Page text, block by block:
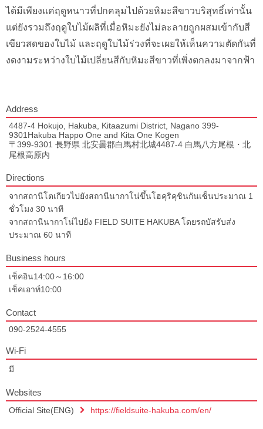
ได้มีเพียงแค่ฤดูหนาวที่ปกคลุมไปด้วยหิมะสีขาวบริสุทธิ์เท่านั้น
แต่ยังรวมถึงฤดูใบไม้ผลิที่เมื่อหิมะยังไม่ละลายถูกผสมเข้ากับสี
เขียวสดของใบไม้ และฤดูใบไม้ร่วงที่จะเผยให้เห็นความตัดกันที่
งดงามระหว่างใบไม้เปลี่ยนสีกับหิมะสีขาวที่เพิ่งตกลงมาจากฟ้า
Address
4487-4 Hokujo, Hakuba, Kitaazumi District, Nagano 399-
9301Hakuba Happo One and Kita One Kogen
〒399-9301 長野県 北安曇郡白馬村北城4487-4 白馬八方尾根・北
尾根高原内
Directions
จากสถานีโตเกียวไปยังสถานีนากาโน่ขึ้นโฮคุริคุชินกันเซ็นประมาณ 1
ชั่วโมง 30 นาที
จากสถานีนากาโน่ไปยัง FIELD SUITE HAKUBA โดยรถบัสรับส่ง
ประมาณ 60 นาที
Business hours
เช็คอิน14:00～16:00
เช็คเอาท์10:00
Contact
090-2524-4555
Wi-Fi
มี
Websites
Official Site(ENG) https://fieldsuite-hakuba.com/en/